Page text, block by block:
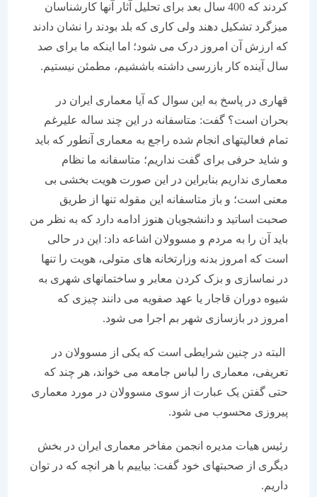
کردند که 400 سال بعد برای تحلیل آثار آنها کارشناسان
میزگرد تشکیل دهند ولی کاری که بلد بودند را نشان دادند
که ارزش آن امروز درک می شود؛ اما اینکه ما برای صد
سال آینده کار بازرسی داشته باششیم، مطمئن نیستیم.
قهاری در پاسخ به این سوال که آیا معماری ایران در
بحران است؟ گفت: متاسفانه در این چند ساله علیرغم
تمام فعالیتهای انجام شده راجع به معماری آنطور که باید
و شاید حرفی برای گفت نداریم؛ متاسفانه ما نظام
معماری نداریم بنابراین در این صورت هویت بخشی بی
معنی است؛ و باز متاسفانه این مقوله تنها از طریق
صحبت اساتید و دانشجویان هنوز ادامه دارد که به نظر من
باید آن را به مردم و مسوولان اشاعه داد: این در حالی
است که امروز بدنه وزارتخانه های متولی، هویت را تنها
در نماسازی و بزک کردن معابر و ساختمانهای شهری به
شیوه دوران قاجار یا عهد صفویه می دانند چیزی که
امروز در بازسازی شهر بم اجرا می شود.
البته در چنین شرایطی است که یکی از مسوولان در
تعریفی، معماری را لباس جامعه می خواند، هر چند که
حتی گفتن یک عبارت از سوی مسوولان در مورد معماری
پیروزی محسوب می شود.
رئیس هیات مدیره انجمن مفاخر معماری ایران در بخش
دیگری از صحبتهای خود گفت: بیاییم با هر انچه که در توان